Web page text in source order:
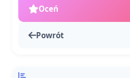
Oceń
Powrót